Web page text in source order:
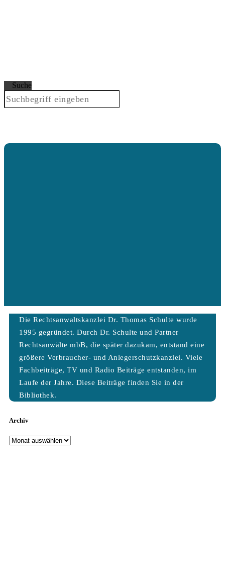
Suche
Die Rechtsanwaltskanzlei Dr. Thomas Schulte wurde
1995 gegründet. Durch Dr. Schulte und Partner
Rechtsanwälte mbB, die später dazukam, entstand eine
größere Verbraucher- und Anlegerschutzkanzlei. Viele
Fachbeiträge, TV und Radio Beiträge entstanden, im
Laufe der Jahre. Diese Beiträge finden Sie in der
Bibliothek.
Archiv
Archiv